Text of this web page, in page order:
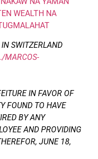
WEALTH NA
SWITZERLAND
MARCOS-
IN FAVOR OF
FOUND TO HAVE
BY ANY
AND PROVIDING
JUNE 18,